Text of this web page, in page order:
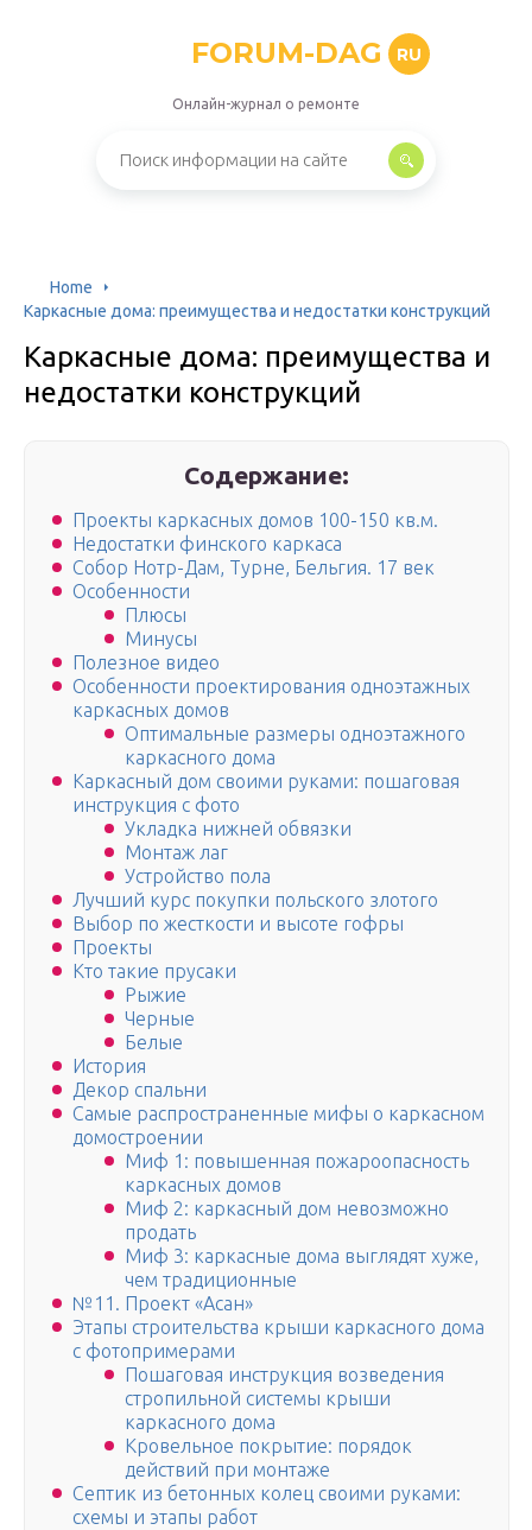
FORUM-DAG RU
Онлайн-журнал о ремонте
Home
Каркасные дома: преимущества и недостатки конструкций
Каркасные дома: преимущества и
недостатки конструкций
Содержание:
Проекты каркасных домов 100-150 кв.м.
Недостатки финского каркаса
Собор Нотр-Дам, Турне, Бельгия. 17 век
Особенности
Плюсы
Минусы
Полезное видео
Особенности проектирования одноэтажных
каркасных домов
Оптимальные размеры одноэтажного
каркасного дома
Каркасный дом своими руками: пошаговая
инструкция с фото
Укладка нижней обвязки
Монтаж лаг
Устройство пола
Лучший курс покупки польского злотого
Выбор по жесткости и высоте гофры
Проекты
Кто такие прусаки
Рыжие
Черные
Белые
История
Декор спальни
Самые распространенные мифы о каркасном
домостроении
Миф 1: повышенная пожароопасность
каркасных домов
Миф 2: каркасный дом невозможно
продать
Миф 3: каркасные дома выглядят хуже,
чем традиционные
№11. Проект «Асан»
Этапы строительства крыши каркасного дома
с фотопримерами
Пошаговая инструкция возведения
стропильной системы крыши
каркасного дома
Кровельное покрытие: порядок
действий при монтаже
Септик из бетонных колец своими руками:
схемы и этапы работ